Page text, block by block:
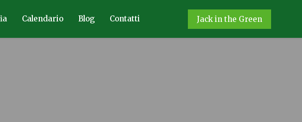
Calendario Blog Contatti Jack in the Green